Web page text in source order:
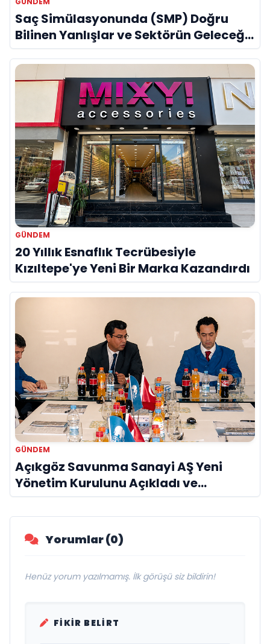
Saç Simülasyonunda (SMP) Doğru
Bilinen Yanlışlar ve Sektörün Geleceği:
Onur Akdeniz ile Özel Röportaj
GÜNDEM
20 Yıllık Esnaflık Tecrübesiyle
Kızıltepe'ye Yeni Bir Marka Kazandırdı
GÜNDEM
Açıkgöz Savunma Sanayi AŞ Yeni
Yönetim Kurulunu Açıkladı ve
Savunma Sanayinde Küresel Vizyon
Vurgusu
Yorumlar (0)
Henüz yorum yazılmamış. İlk görüşü siz bildirin!
FIKIR BELIRT